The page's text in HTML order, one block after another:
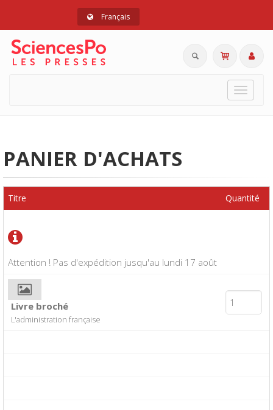
Français
Toggle
PANIER D'ACHATS
Attention ! Pas d'expédition jusqu'au lundi 17 août
Titre Quantité
Livre broché
L'administration française